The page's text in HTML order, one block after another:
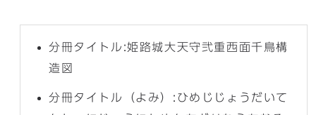
分冊タイトル:姫路城大天守弐重西面千鳥構
造図
分冊タイトル（よみ）:ひめじじょうだいて